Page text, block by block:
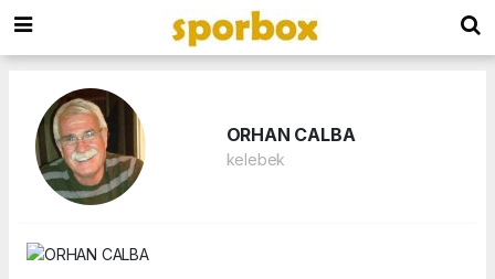
ORHAN CALBA
kelebek